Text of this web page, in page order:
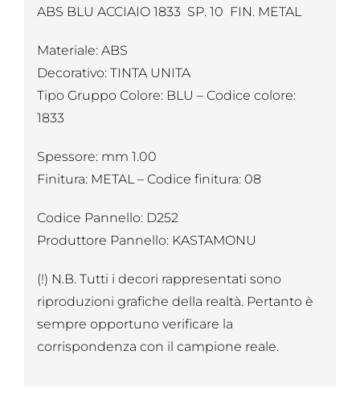
ABS BLU ACCIAIO 1833 SP. 10 FIN. METAL
Materiale: ABS
Decorativo: TINTA UNITA
Tipo Gruppo Colore: BLU – Codice colore:
1833
Spessore: mm 1.00
Finitura: METAL – Codice finitura: 08
Codice Pannello: D252
Produttore Pannello: KASTAMONU
(!) N.B. Tutti i decori rappresentati sono
riproduzioni grafiche della realtà. Pertanto è
sempre opportuno verificare la
corrispondenza con il campione reale.